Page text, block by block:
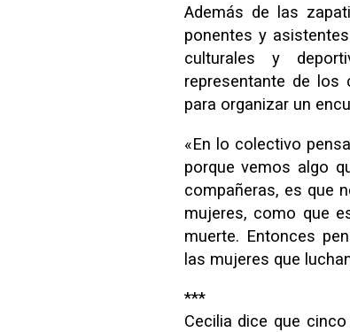
Además de las
ponentes y
culturales y
representante de los
para organizar un
«En lo colectivo
porque vemos algo
compañeras, es que
mujeres, como que
muerte. Entonces
las mujeres que
***
Cecilia dice que